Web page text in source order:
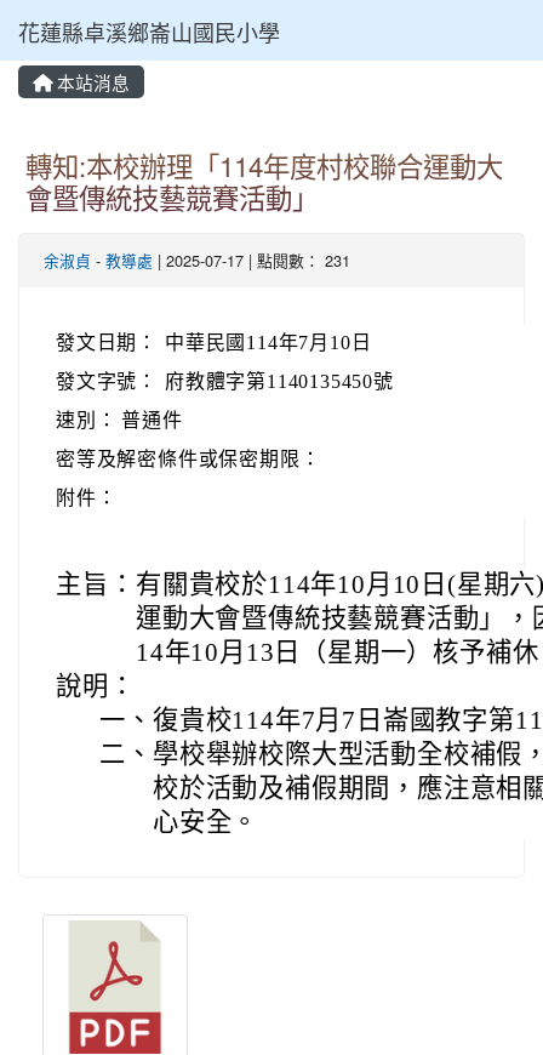
花蓮縣卓溪鄉崙山國民小學
本站消息
轉知:本校辦理「114年度村校聯合運動大
會暨傳統技藝競賽活動」
余淑貞 - 教導處 | 2025-07-17 | 點閱數： 231
發文日期：
中華民國114年7月10日
發文字號：
府教體字第1140135450號
速別： 普通件
密等及解密條件或保密期限：
附件：
主旨： 有關貴校於114年10月10日(星期
運動大會暨傳統技藝競賽活動」
14年10月13日（星期一）核予補
說明：
一、 復貴校114年7月7日崙國教字第
二、 學校舉辦校際大型活動全校補假
校於活動及補假期間，應注意相
心安全。